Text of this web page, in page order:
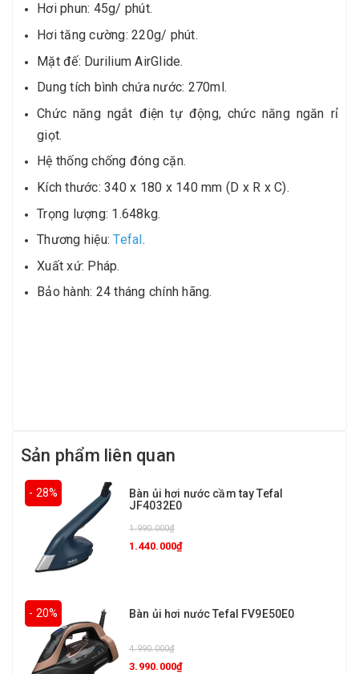
Hơi phun: 45g/ phút.
Hơi tăng cường: 220g/ phút.
Mặt đế: Durilium AirGlide.
Dung tích bình chứa nước: 270ml.
Chức năng ngắt điện tự động, chức năng ngăn rỉ
giọt.
Hệ thống chống đóng cặn.
Kích thước: 340 x 180 x 140 mm (D x R x C).
Trọng lượng: 1.648kg.
Thương hiệu:Tefal.
Xuất xứ: Pháp.
Bảo hành: 24 tháng chính hãng.
Sản phẩm liên quan
- 28%
Bàn ủi hơi nước cầm tay Tefal
JF4032E0
1.990.000₫
1.440.000₫
- 20% Bàn ủi hơi nước Tefal FV9E50E0
4.990.000₫
3.990.000₫